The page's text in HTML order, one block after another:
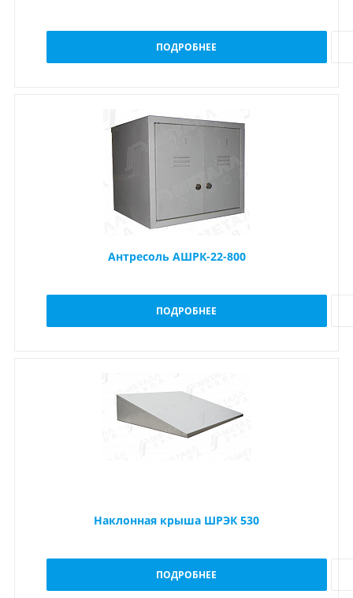
ПОДРОБНЕЕ
Антресоль АШРК-22-800
ПОДРОБНЕЕ
Наклонная крыша ШРЭК 530
ПОДРОБНЕЕ